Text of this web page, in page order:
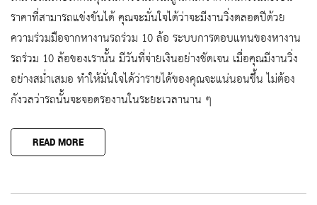
ราคาที่สามารถแข่งขันได้ คุณจะมั่นใจได้ว่าจะมีงานวิ่งตลอดปีด้วย
ความร่วมมือจากหางานรถร่วม 10 ล้อ ระบบการตอบแทนของหางาน
รถร่วม 10 ล้อของเรานั้น มีวันที่จ่ายเงินอย่างชัดเจน เมื่อคุณมีงานวิ่ง
อย่างสม่ำเสมอ ทำให้มั่นใจได้ว่ารายได้ของคุณจะแน่นอนขึ้น ไม่ต้อง
กังวลว่ารถนั้นจะจอดรองานในระยะเวลานาน ๆ
READ MORE